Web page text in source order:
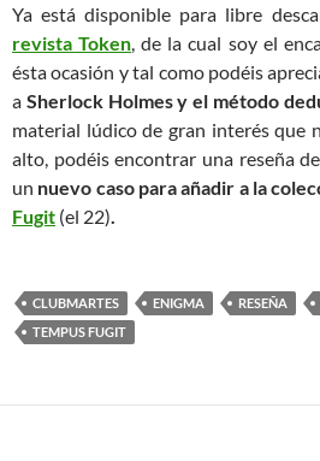
Ya está disponible para libre
revista Token, de la cual soy el
ésta ocasión y tal como podéis
a Sherlock Holmes y el método
material lúdico de gran interés que
alto, podéis encontrar una reseña de
un nuevo caso para añadir a la
Fugit (el 22).
CLUBMARTES ENIGMA RESEÑA
TEMPUS FUGIT